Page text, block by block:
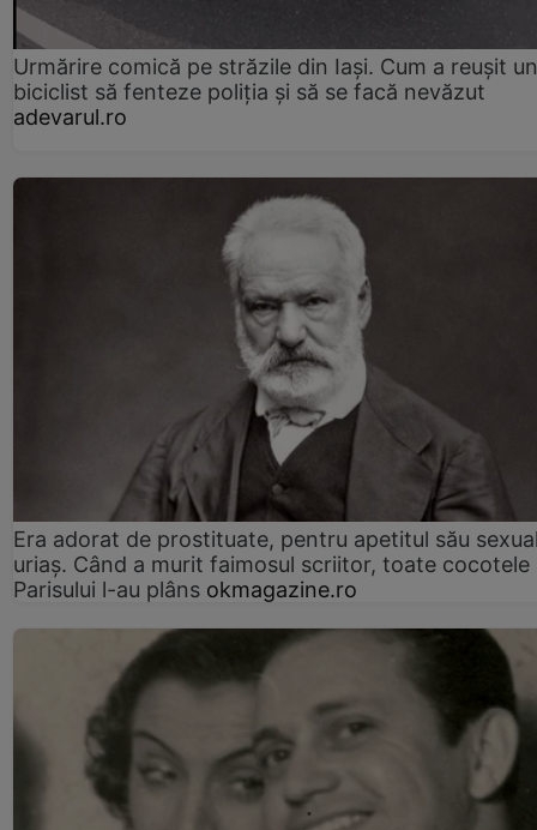
Urmărire comică pe străzile din Iași. Cum a reușit un
biciclist să fenteze poliția și să se facă nevăzut
adevarul.ro
Era adorat de prostituate, pentru apetitul său
uriaș. Când a murit faimosul scriitor, toate cocotele
Parisului l-au plâns okmagazine.ro